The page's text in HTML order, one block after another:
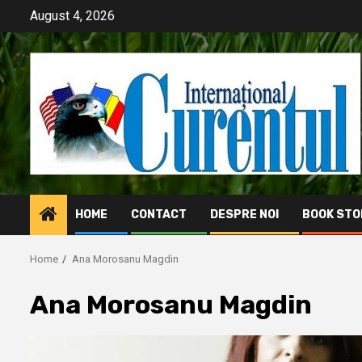
content
August 4, 2026
HOME CONTACT DESPRE NOI BOOK
Home Ana Morosanu Magdin
Ana Morosanu Magdin